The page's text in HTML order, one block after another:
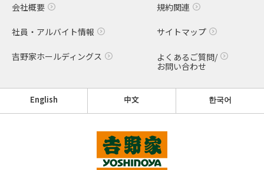
会社概要 規約関連
社員・アルバイト情報 サイトマップ
吉野家ホールディングス
よくあるご質問/
お問い合わせ
English 中文 한국어